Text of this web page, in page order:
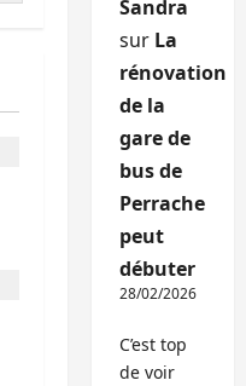
Sandra
sur La
rénovation
de la
gare de
bus de
Perrache
peut
débuter
28/02/2026
C’est top
de voir